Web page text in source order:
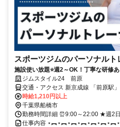
スポーツジムのパーソナル
施設使い放題⭐週2～OK！丁寧な研修
ジムスタイル24 前原
交通・アクセス 新京成線 「前原駅
時給1,210円以上
千葉県船橋市
勤務時間詳細 ⏰9:00～22:00 ★週2
仕事内容